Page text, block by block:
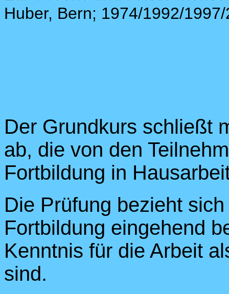
Huber, Bern; 1974/1992/
Der Grundkurs schließt
ab, die von den
Fortbildung in
Die Prüfung bezieht
Fortbildung eingehend
Kenntnis für die Arbeit
sind.